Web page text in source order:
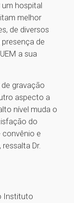
hospital
melhor
de diversos
de
a sua
gravação
aspecto a
nível muda o
do
convênio e
Dr.
Instituto